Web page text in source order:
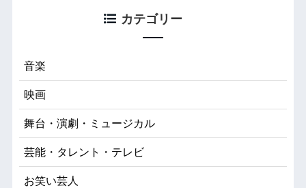
カテゴリー
音楽
映画
舞台・演劇・ミュージカル
芸能・タレント・テレビ
お笑い芸人